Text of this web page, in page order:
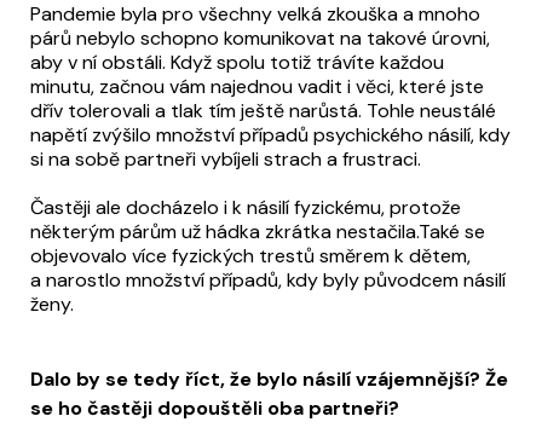
Pandemie byla pro všechny velká zkouška a mnoho
párů nebylo schopno komunikovat na takové úrovni,
aby v ní obstáli. Když spolu totiž trávíte každou
minutu, začnou vám najednou vadit i věci, které jste
dřív tolerovali a tlak tím ještě narůstá. Tohle neustálé
napětí zvýšilo množství případů psychického násilí, kdy
si na sobě partneři vybíjeli strach a frustraci.
Častěji ale docházelo i k násilí fyzickému, protože
některým párům už hádka zkrátka nestačila.Také se
objevovalo více fyzických trestů směrem k dětem,
a narostlo množství případů, kdy byly původcem násilí
ženy.
Dalo by se tedy říct, že bylo násilí vzájemnější? Že
se ho častěji dopouštěli oba partneři?